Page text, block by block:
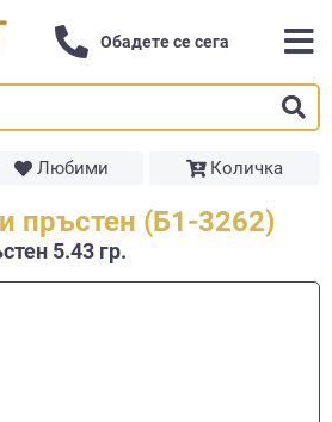
Обадете се сега
Любими Количка
пръстен (Б1-3262)
5.43 гр.